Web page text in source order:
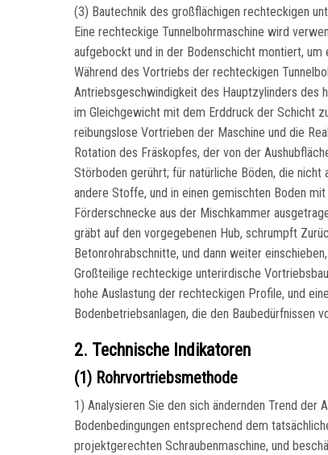
(3) Bautechnik des großflächigen rechteckigen
Eine rechteckige Tunnelbohrmaschine wird
aufgebockt und in der Bodenschicht montiert,
Während des Vortriebs der rechteckigen
Antriebsgeschwindigkeit des Hauptzylinders des
im Gleichgewicht mit dem Erddruck der Schicht
reibungslose Vortrieben der Maschine und die
Rotation des Fräskopfes, der von der
Störboden gerührt; für natürliche Böden, die
andere Stoffe, und in einen gemischten Boden
Förderschnecke aus der Mischkammer
gräbt auf den vorgegebenen Hub, schrumpft
Betonrohrabschnitte, und dann weiter
Großteilige rechteckige unterirdische
hohe Auslastung der rechteckigen Profile, und
Bodenbetriebsanlagen, die den Baubedürfnissen
2. Technische Indikatoren
(1) Rohrvortriebsmethode
1) Analysieren Sie den sich ändernden Trend der
Bodenbedingungen entsprechend dem
projektgerechten Schraubenmaschine, und